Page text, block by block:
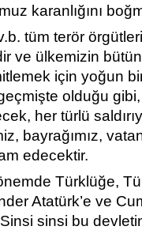
karanlığını
tüm terör
ve ülkemizin
için yoğun
olduğu
her türlü
bayrağımız,
edecektir.
Türklüğe,
Atatürk’e ve
sinsi bu